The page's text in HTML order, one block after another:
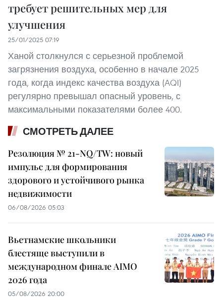
требует решительных мер для
улучшения
25/01/2025 07:19
Ханой столкнулся с серьезной проблемой
загрязнения воздуха, особенно в начале 2025
года, когда индекс качества воздуха (AQI)
регулярно превышал опасный уровень, с
максимальными показателями более 400.
СМОТРЕТЬ ДАЛЕЕ
Резолюция № 21-NQ/TW: новый
импульс для формирования
здорового и устойчивого рынка
недвижимости
06/08/2026 05:03
Вьетнамские школьники
блестяще выступили в
международном финале AIMO
2026 года
05/08/2026 20:00